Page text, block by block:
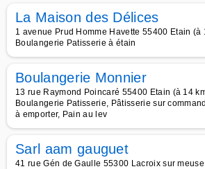
La Maison des Délices
1 avenue Prud Homme Havette 55400 Etain (à
Boulangerie Patisserie à étain
Boulangerie Monnier
13 rue Raymond Poincaré 55400 Etain (à 14
Boulangerie Patisserie, Pâtisserie sur
à emporter, Pain au lev
Sarl aam gauguet
41 rue Gén de Gaulle 55300 Lacroix sur